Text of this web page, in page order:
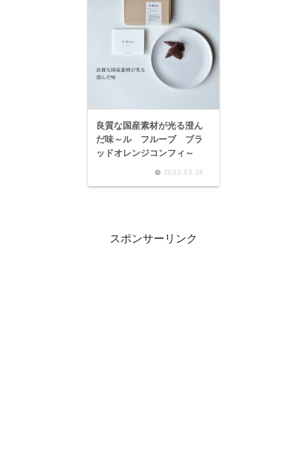
良質な国産素材が光る澄ん
だ味～ル フルーブ ブラ
ッドオレンジコンフィ～
2023.02.26
スポンサーリンク